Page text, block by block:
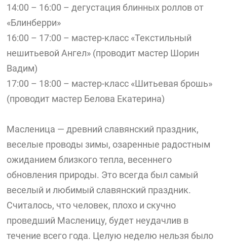
14:00 – 16:00 – дегустация блинных роллов от
«Блинберри»
16:00 – 17:00 – мастер-класс «Текстильный
нешитьевой Ангел» (проводит мастер Шорин
Вадим)
17:00 – 18:00 – мастер-класс «Шитьевая брошь»
(проводит мастер Белова Екатерина)
Масленица — древний славянский праздник,
веселые проводы зимы, озаренные радостным
ожиданием близкого тепла, весеннего
обновления природы. Это всегда был самый
веселый и любимый славянский праздник.
Считалось, что человек, плохо и скучно
проведший Масленицу, будет неудачлив в
течение всего года. Целую неделю нельзя было